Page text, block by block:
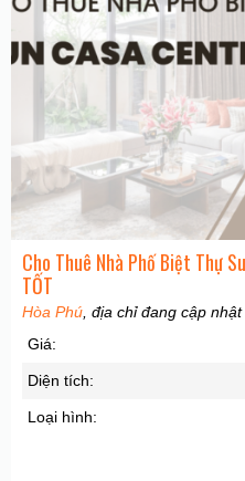
Cho Thuê Nhà Phố Biệt Thự
TỐT
Hòa Phú , địa chỉ đang cập nhật
Giá:
Diện tích:
Loại hình: